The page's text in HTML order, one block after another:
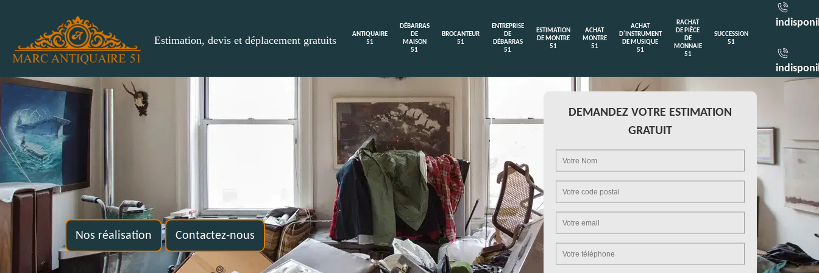
Estimation, devis et déplacement gratuits
ANTIQUAIRE
51
DÉBARRAS
DE
MAISON
51
BROCANTEUR
51
ENTREPRISE
DE
DÉBARRAS
51
ESTIMATION
DE MONTRE
51
ACHAT
MONTRE
51
ACHAT
D'INSTRUMENT
DE MUSIQUE
51
RACHAT
DE PIÈCE
DE
MONNAIE
51
SUCCESSION
51
Nos réalisation Contactez-nous
DEMANDEZ VOTRE ESTIMATION
GRATUIT